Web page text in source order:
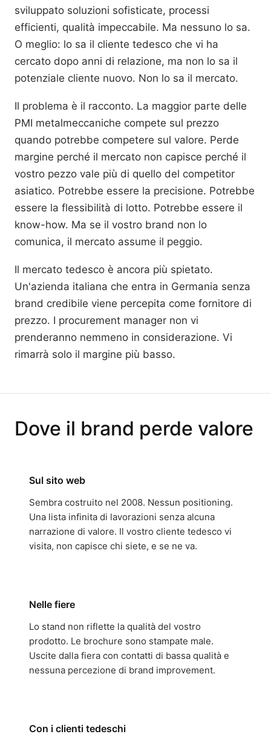
sviluppato soluzioni sofisticate, processi
efficienti, qualità impeccabile. Ma nessuno lo sa.
O meglio: lo sa il cliente tedesco che vi ha
cercato dopo anni di relazione, ma non lo sa il
potenziale cliente nuovo. Non lo sa il mercato.
Il problema è il racconto. La maggior parte delle
PMI metalmeccaniche compete sul prezzo
quando potrebbe competere sul valore. Perde
margine perché il mercato non capisce perché il
vostro pezzo vale più di quello del competitor
asiatico. Potrebbe essere la precisione. Potrebbe
essere la flessibilità di lotto. Potrebbe essere il
know-how. Ma se il vostro brand non lo
comunica, il mercato assume il peggio.
Il mercato tedesco è ancora più spietato.
Un'azienda italiana che entra in Germania senza
brand credibile viene percepita come fornitore di
prezzo. I procurement manager non vi
prenderanno nemmeno in considerazione. Vi
rimarrà solo il margine più basso.
Dove il brand perde valore
Sul sito web
Sembra costruito nel 2008. Nessun positioning.
Una lista infinita di lavorazioni senza alcuna
narrazione di valore. Il vostro cliente tedesco vi
visita, non capisce chi siete, e se ne va.
Nelle fiere
Lo stand non riflette la qualità del vostro
prodotto. Le brochure sono stampate male.
Uscite dalla fiera con contatti di bassa qualità e
nessuna percezione di brand improvement.
Con i clienti tedeschi